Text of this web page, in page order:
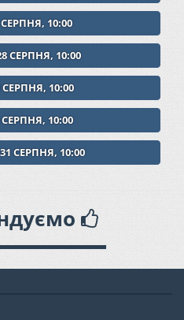
10:00
СЕРПНЯ, 10:00
10:00
10:00
СЕРПНЯ, 10:00